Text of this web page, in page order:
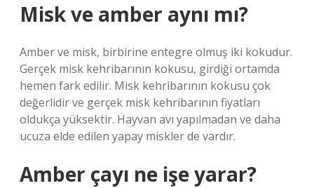
Misk ve amber aynı mı?
Amber ve misk, birbirine entegre olmuş iki kokudur.
Gerçek misk kehribarının kokusu, girdiği ortamda
hemen fark edilir. Misk kehribarının kokusu çok
değerlidir ve gerçek misk kehribarının fiyatları
oldukça yüksektir. Hayvan avı yapılmadan ve daha
ucuza elde edilen yapay miskler de vardır.
Amber çayı ne işe yarar?